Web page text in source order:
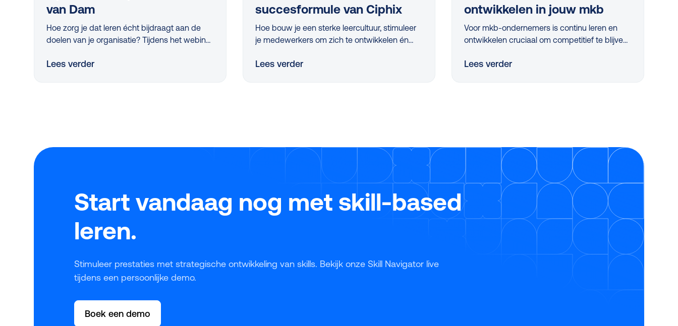
van Dam
Hoe zorg je dat leren écht bijdraagt aan de
doelen van je organisatie? Tijdens het webinar
deelde professor Nick van Dam 7 concrete
Lees verder
succesformule van Ciphix
Hoe bouw je een sterke leercultuur, stimuleer
je medewerkers om zich te ontwikkelen én
worden? Tijdens het webinar 'Stapsgewijs
Ontdek in dit webinar-verslag hoe je leren slim
en gefaseerd oppakt en ontwikkeling niet
alleen toegankelijk, maar ook direct waardevol
maakt voor je organisatie.
Lees verder
ontwikkelen in jouw mkb
Voor mkb-ondernemers is continu leren en
ontwikkelen cruciaal om competitief te blijven.
flinke uitdaging. Dus, hoe pak je dit slim aan?
haarfijn uit hoe jij dit jaar zonder stress, snel en
eenvoudig gebruikmaakt van deze regeling.
Lees verder
Start vandaag nog met skill-based
leren.
Stimuleer prestaties met strategische ontwikkeling van skills. Bekijk onze Skill Navigator live
tijdens een persoonlijke demo.
Boek een demo